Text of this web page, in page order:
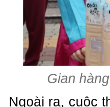
Gian
Ngoài ra, cuộc